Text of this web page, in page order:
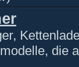
die